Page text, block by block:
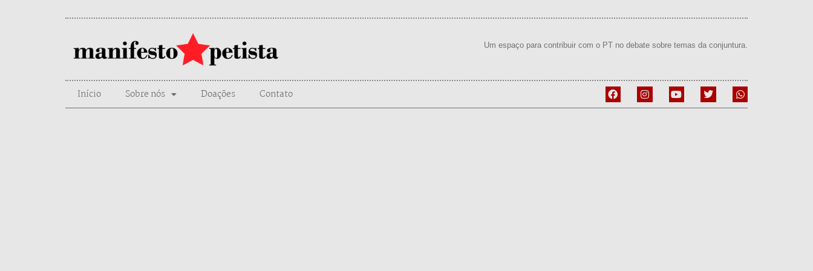
Um espaço para contribuir com o PT no debate sobre temas da conjuntura.
Início Sobre nós Doações Contato